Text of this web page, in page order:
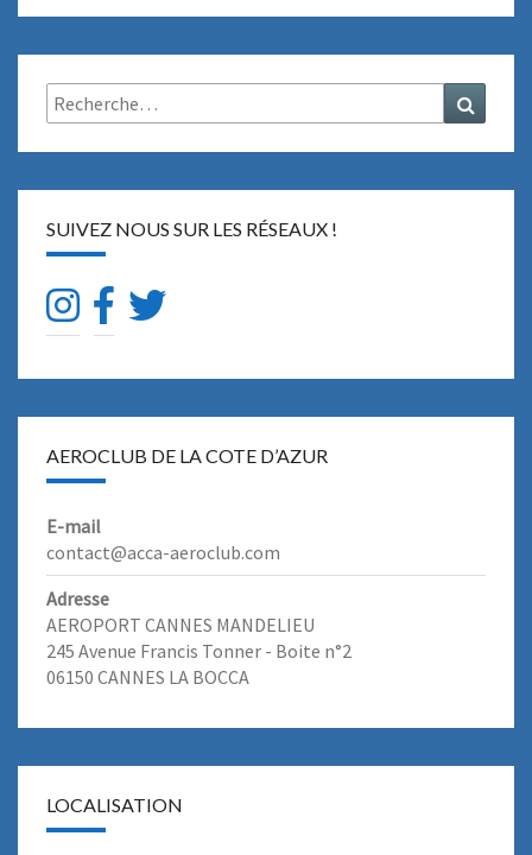
Rechercher :
SUIVEZ NOUS SUR LES RÉSEAUX !
AEROCLUB DE LA COTE D’AZUR
E-mail
contact@acca-aeroclub.com
Adresse
AEROPORT CANNES MANDELIEU
245 Avenue Francis Tonner - Boite n°2
06150 CANNES LA BOCCA
LOCALISATION